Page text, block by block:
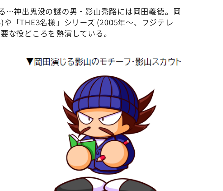
…神出鬼没の謎の男・影山秀路には岡田義徳。岡
「THE3名様」シリーズ (2005年～、フジテレ
な役どころを熱演している。